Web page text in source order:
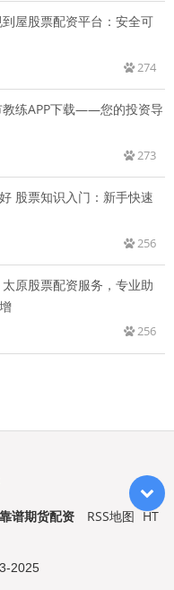
屋股票配资平台：安全可
274
教练APP下载——您的投资导
273
股票知识入门：新手快速
256
原股票配资服务，专业助
256
谱期货配资 RSS地图 HT
2025